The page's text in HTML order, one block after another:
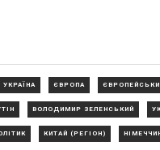
УКРАЇНА ЄВРОПА
ВОЛОДИМИР ЗЕЛЕНСЬКИЙ
КИТАЙ (РЕГІОН)